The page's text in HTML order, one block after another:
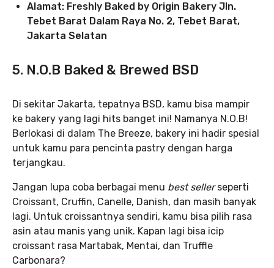
Alamat: Freshly Baked by Origin Bakery Jln.
Tebet Barat Dalam Raya No. 2, Tebet Barat,
Jakarta Selatan
5. N.O.B Baked & Brewed BSD
Di sekitar Jakarta, tepatnya BSD, kamu bisa mampir
ke bakery yang lagi hits banget ini! Namanya N.O.B!
Berlokasi di dalam The Breeze, bakery ini hadir spesial
untuk kamu para pencinta pastry dengan harga
terjangkau.
Jangan lupa coba berbagai menu best sellerseperti
Croissant, Cruffin, Canelle, Danish, dan masih banyak
lagi. Untuk croissantnya sendiri, kamu bisa pilih rasa
asin atau manis yang unik. Kapan lagi bisa icip
croissant rasa Martabak, Mentai, dan Truffle
Carbonara?